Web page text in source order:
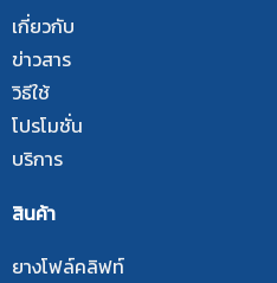
เกี่ยวกับ
ข่าวสาร
วิธีใช้
โปรโมชั่น
บริการ
สินค้า
ยางโฟล์คลิฟท์